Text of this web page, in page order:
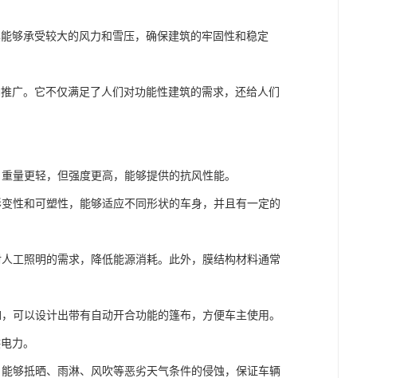
够承受较大的风力和雪压，确保建筑的牢固性和稳定
广。它不仅满足了人们对功能性建筑的需求，还给人们
量更轻，但强度更高，能够提供的抗风性能。
性和可塑性，能够适应不同形状的车身，并且有一定的
工照明的需求，降低能源消耗。此外，膜结构材料通常
可以设计出带有自动开合功能的篷布，方便车主使用。
力。
够抵晒、雨淋、风吹等恶劣天气条件的侵蚀，保证车辆